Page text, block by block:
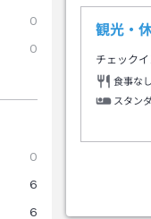
0
0
0
6
6
観光・
チェック
食事なし
スタン